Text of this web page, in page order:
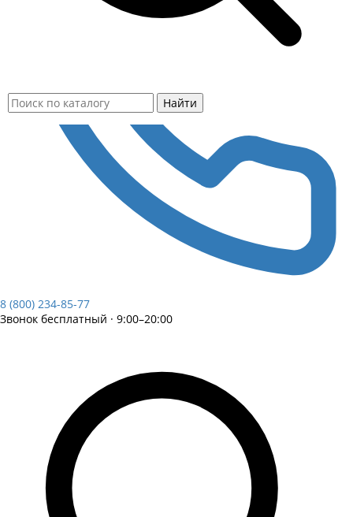
8 (800) 234-85-77
Звонок бесплатный · 9:00–20:00
Найти